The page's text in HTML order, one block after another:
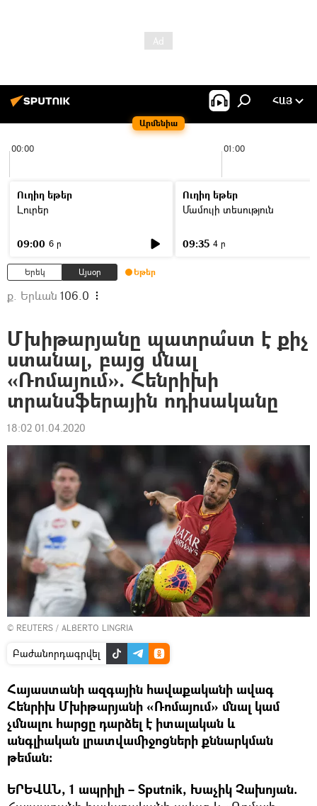
Արմենիա
ՀԱՅ
00:00 01:00
Ուղիղ եթեր
Լուրեր
09:00 6 ր
Ուղիղ եթեր
Մամուլի տեսություն
09:35 4 ր
Երեկ Այսօր Եթեր
ք. Երևան 106.0
Մխիթարյանը պատրա՞ստ է քիչ
ստանալ, բայց մնալ
«Ռոմայում». Հենրիխի
տրանսֆերային ոդիսականը
18:02 01.04.2020
© REUTERS / ALBERTO LINGRIA
Բաժանորդագրվել
Հայաստանի ազգային հավաքականի ավագ
Հենրիխ Մխիթարյանի «Ռոմայում» մնալ կամ
չմնալու հարցը դարձել է իտալական և
անգլիական լրատվամիջոցների քննարկման
թեման:
ԵՐԵՎԱՆ, 1 ապրիլի – Sputnik, Խաչիկ Չախոյան.